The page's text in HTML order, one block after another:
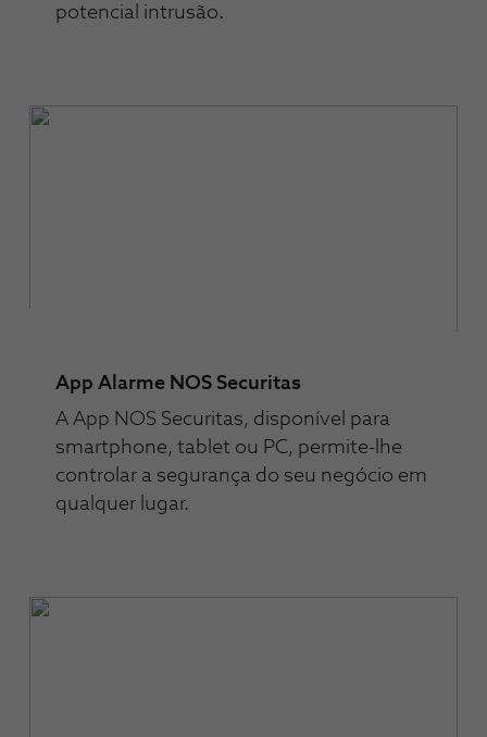
potencial intrusão.
App Alarme NOS Securitas
A App NOS Securitas, disponível para
smartphone, tablet ou PC, permite-lhe
controlar a segurança do seu negócio em
qualquer lugar.